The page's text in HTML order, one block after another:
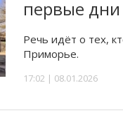
первые дни
Речь идёт о тех,
Приморье.
17:02 | 08.01.2026